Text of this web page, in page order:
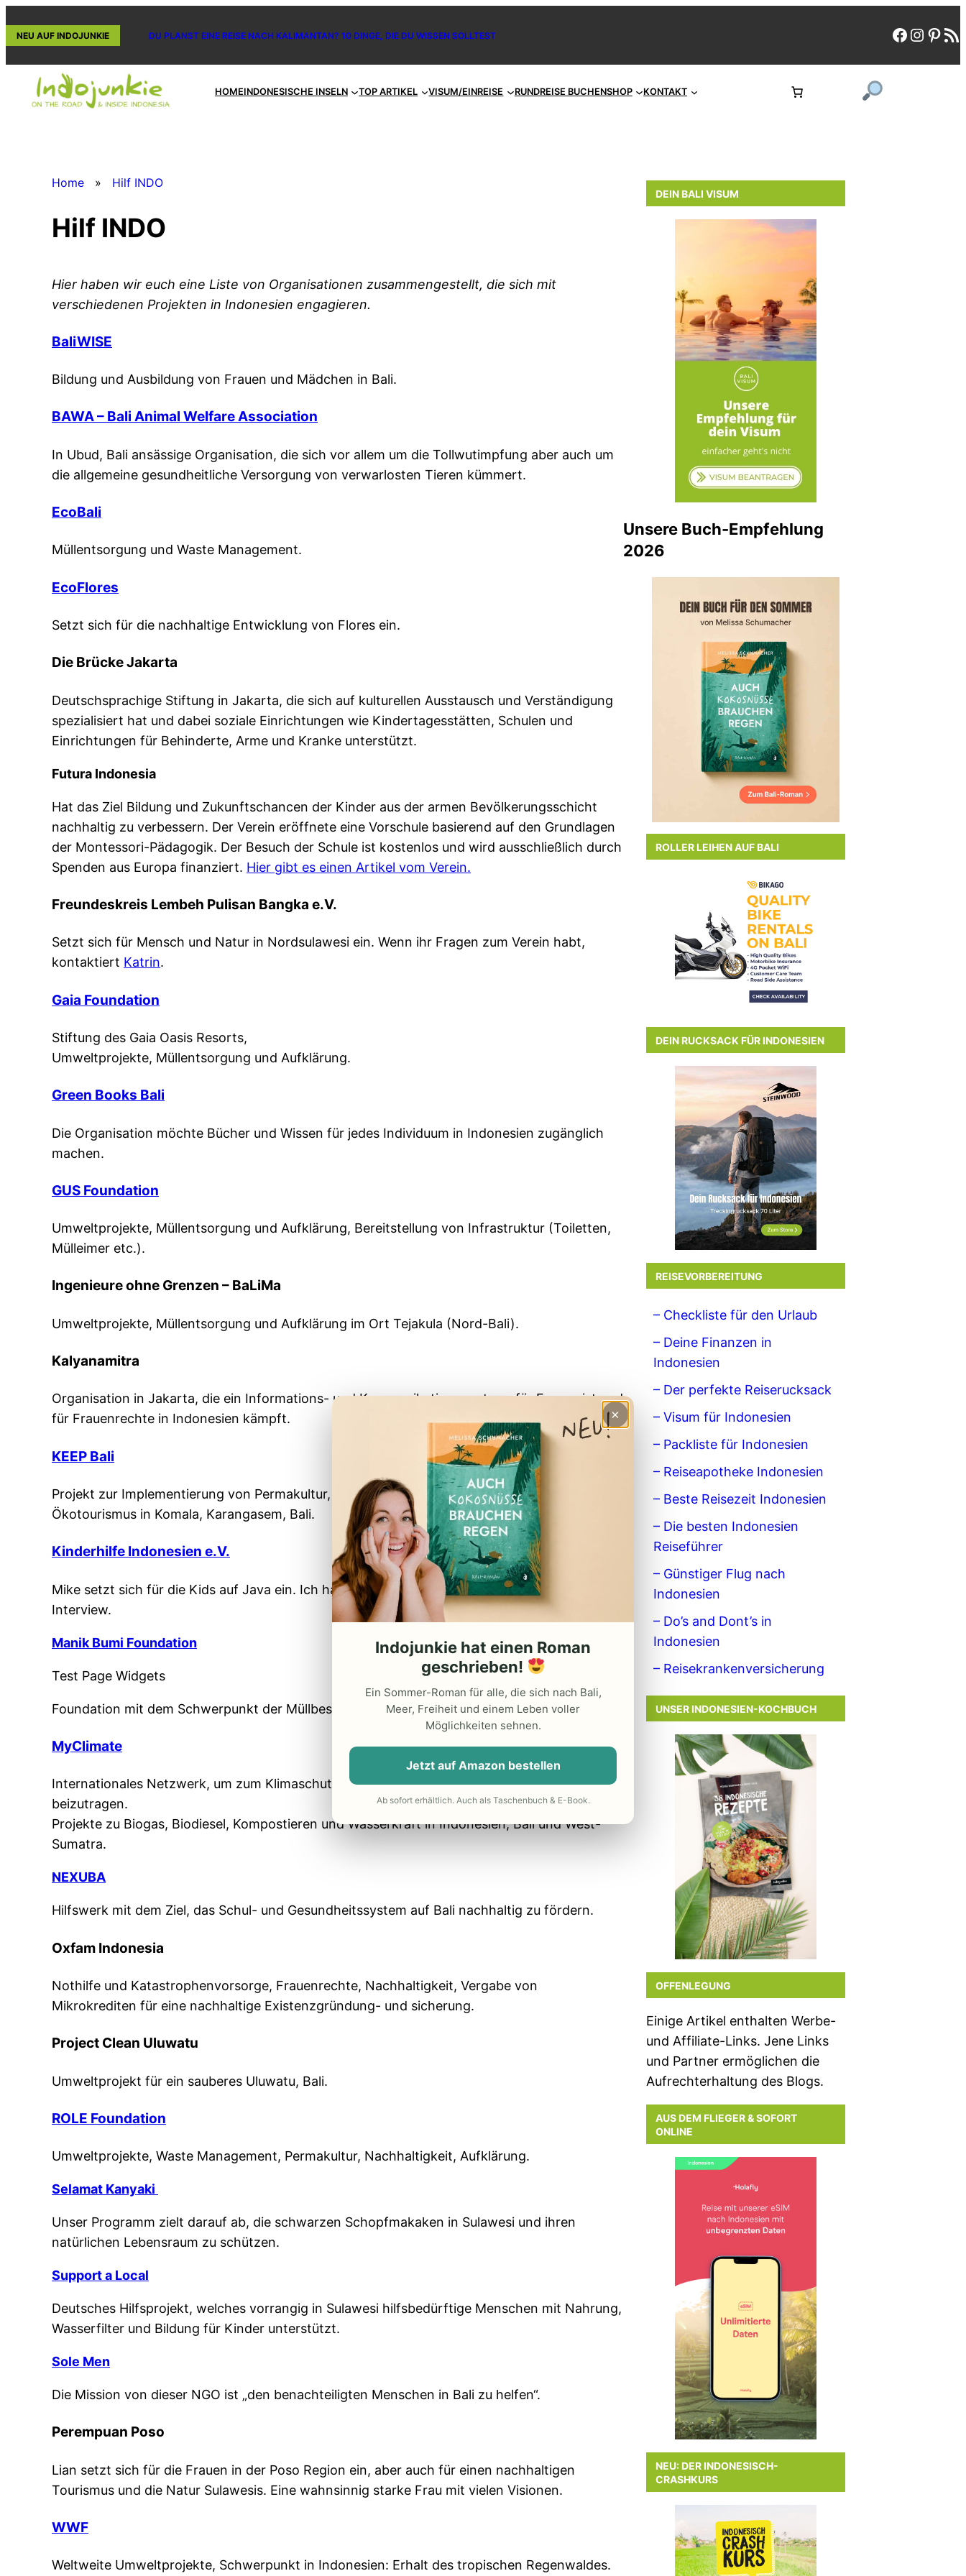
Inhalt
NEU AUF INDOJUNKIE DU PLANST EINE REISE NACH KALIMANTAN? 10 DINGE, DIE DU WISSEN SOLLTEST facebook
HOMEINDONESISCHE INSELN TOP ARTIKEL VISUM/EINREISE RUNDREISE BUCHENSHOP KONTAKT
Home » Hilf INDO
Hilf INDO
Hier haben wir euch eine Liste von Organisationen zusammengestellt, die sich mit
verschiedenen Projekten in Indonesien engagieren.
BaliWISE
Bildung und Ausbildung von Frauen und Mädchen in Bali.
BAWA – Bali Animal Welfare Association
In Ubud, Bali ansässige Organisation, die sich vor allem um die Tollwutimpfung aber auch um
die allgemeine gesundheitliche Versorgung von verwarlosten Tieren kümmert.
EcoBali
Müllentsorgung und Waste Management.
EcoFlores
Setzt sich für die nachhaltige Entwicklung von Flores ein.
Die Brücke Jakarta
Deutschsprachige Stiftung in Jakarta, die sich auf kulturellen Ausstausch und Verständigung
spezialisiert hat und dabei soziale Einrichtungen wie Kindertagesstätten, Schulen und
Einrichtungen für Behinderte, Arme und Kranke unterstützt.
Futura Indonesia
Hat das Ziel Bildung und Zukunftschancen der Kinder aus der armen Bevölkerungsschicht
nachhaltig zu verbessern. Der Verein eröffnete eine Vorschule basierend auf den Grundlagen
der Montessori-Pädagogik. Der Besuch der Schule ist kostenlos und wird ausschließlich durch
Spenden aus Europa finanziert. Hier gibt es einen Artikel vom Verein.
Freundeskreis Lembeh Pulisan Bangka e.V.
Setzt sich für Mensch und Natur in Nordsulawesi ein. Wenn ihr Fragen zum Verein habt,
kontaktiert Katrin.
Gaia Foundation
Stiftung des Gaia Oasis Resorts,
Umweltprojekte, Müllentsorgung und Aufklärung.
Green Books Bali
Die Organisation möchte Bücher und Wissen für jedes Individuum in Indonesien zugänglich
machen.
GUS Foundation
Umweltprojekte, Müllentsorgung und Aufklärung, Bereitstellung von Infrastruktur (Toiletten,
Mülleimer etc.).
Ingenieure ohne Grenzen – BaLiMa
Umweltprojekte, Müllentsorgung und Aufklärung im Ort Tejakula (Nord-Bali).
Kalyanamitra
Organisation in Jakarta, die ein Informations- und Kommunikationszentrum für Frauen ist und
für Frauenrechte in Indonesien kämpft.
KEEP Bali
Projekt zur Implementierung von Permakultur, einer geregelten Müllentsorgung, und
Ökotourismus in Komala, Karangasem, Bali.
Kinderhilfe Indonesien e.V.
Mike setzt sich für die Kids auf Java ein. Ich habe Mike 2013 interviewt. Hiergeht es zum
Interview.
Manik Bumi Foundation
Test Page Widgets
Foundation mit dem Schwerpunkt der Müllbeseitigung in der Region Nordbali, Singaraja.
MyClimate
Internationales Netzwerk, um zum Klimaschutz und zu einer nachhaltigen Entwicklung
beizutragen.
Projekte zu Biogas, Biodiesel, Kompostieren und Wasserkraft in Indonesien, Bali und West-
Sumatra.
NEXUBA
Hilfswerk mit dem Ziel, das Schul- und Gesundheitssystem auf Bali nachhaltig zu fördern.
Oxfam Indonesia
Nothilfe und Katastrophenvorsorge, Frauenrechte, Nachhaltigkeit, Vergabe von
Mikrokrediten für eine nachhaltige Existenzgründung- und sicherung.
Project Clean Uluwatu
Umweltprojekt für ein sauberes Uluwatu, Bali.
ROLE Foundation
Umweltprojekte, Waste Management, Permakultur, Nachhaltigkeit, Aufklärung.
Selamat Kanyaki
Unser Programm zielt darauf ab, die schwarzen Schopfmakaken in Sulawesi und ihren
natürlichen Lebensraum zu schützen.
Support a Local
Deutsches Hilfsprojekt, welches vorrangig in Sulawesi hilfsbedürftige Menschen mit Nahrung,
Wasserfilter und Bildung für Kinder unterstützt.
Sole Men
Die Mission von dieser NGO ist „den benachteiligten Menschen in Bali zu helfen“.
Perempuan Poso
Lian setzt sich für die Frauen in der Poso Region ein, aber auch für einen nachhaltigen
Tourismus und die Natur Sulawesis. Eine wahnsinnig starke Frau mit vielen Visionen.
WWF
Weltweite Umweltprojekte, Schwerpunkt in Indonesien: Erhalt des tropischen Regenwaldes.
DEIN BALI VISUM
Unsere Buch-Empfehlung
2026
ROLLER LEIHEN AUF BALI
DEIN RUCKSACK FÜR INDONESIEN
REISEVORBEREITUNG
– Checkliste für den Urlaub
– Deine Finanzen in
Indonesien
– Der perfekte Reiserucksack
– Visum für Indonesien
– Packliste für Indonesien
– Reiseapotheke Indonesien
– Beste Reisezeit Indonesien
– Die besten Indonesien
Reiseführer
– Günstiger Flug nach
Indonesien
– Do’s and Dont’s in
Indonesien
– Reisekrankenversicherung
UNSER INDONESIEN-KOCHBUCH
OFFENLEGUNG
Einige Artikel enthalten Werbe-
und Affiliate-Links. Jene Links
und Partner ermöglichen die
Aufrechterhaltung des Blogs.
AUS DEM FLIEGER & SOFORT
ONLINE
NEU: DER INDONESISCH-
CRASHKURS
×
Indojunkie hat einen Roman
geschrieben!
Ein Sommer-Roman für alle, die sich nach Bali,
Meer, Freiheit und einem Leben voller
Möglichkeiten sehnen.
Jetzt auf Amazon bestellen
Ab sofort erhältlich. Auch als Taschenbuch & E-Book.